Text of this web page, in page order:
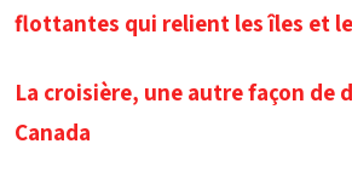
flottantes qui relient les îles et
La croisière, une autre façon de
Canada